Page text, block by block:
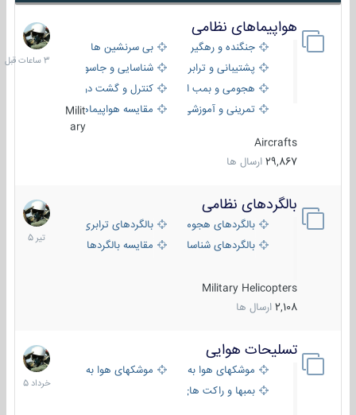
هواپیماهای نظامی
جنگنده و رهگیر
بی سرنشین ها
پشتیبانی و ترابری
شناسایی و جاسوسی
هجومی و بمب افکن
کنترل و گشت دریایی
تمرینی و آموزشی
مقایسه هواپیماهاMilit
ary
Aircrafts
29,867 ارسال ها
3
ساعات
قبل
بالگردهای نظامی
بالگردهای هجومی
بالگردهای ترابری
بالگردهای شناسایی
مقایسه بالگردها
Military Helicopters
2,108 ارسال ها
22
تیر
1405
تسلیحات هوایی
موشکهای هوا به هوا
موشکهای هوا به سطح
بمبها و راکت های هوایی
30
خرداد
1405